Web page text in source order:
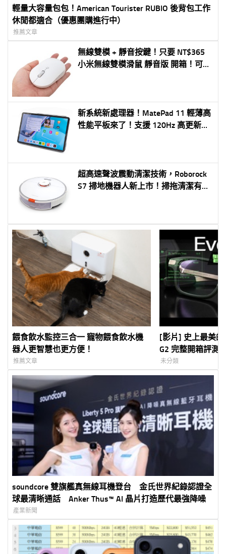
輕量大容量包包！American Tourister RUBIO 後背包工作
休閒都適合（優惠團購進行中）
推薦文章
無線雙模 + 靜音按鍵！只要 NT$365
小米無線雙模滑鼠 靜音版 開箱！可以
新系統新處理器！MatePad 11 輕薄高
性能平板來了！支援 120Hz 高更新率
超高速聲波震動清潔技術，Roborock
S7 掃地機器人新上市！掃拖清潔有感
餵食飲水監控三合一 寵物餵食飲水機
器人更智慧也更方便！
推薦文章
[影片] 史上最美的
G2 完整開箱評測
航、提詞翻譯全具
未分類
soundcore 雙旗艦真無線耳機登台 金氏世界紀錄認證全
球最清晰通話 Anker Thus™ AI 晶片打造歷代最強降噪
產業新聞